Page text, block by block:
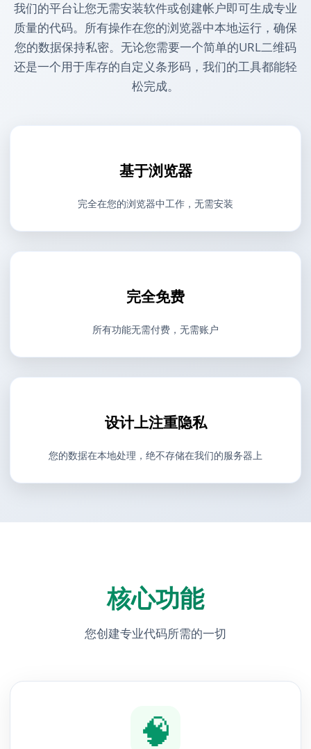
我们的平台让您无需安装软件或创建帐户即可生成专业
质量的代码。所有操作在您的浏览器中本地运行，确保
您的数据保持私密。无论您需要一个简单的URL二维码
还是一个用于库存的自定义条形码，我们的工具都能轻
松完成。
基于浏览器
完全在您的浏览器中工作，无需安装
完全免费
所有功能无需付费，无需账户
设计上注重隐私
您的数据在本地处理，绝不存储在我们的服务器上
核心功能
您创建专业代码所需的一切
🧠